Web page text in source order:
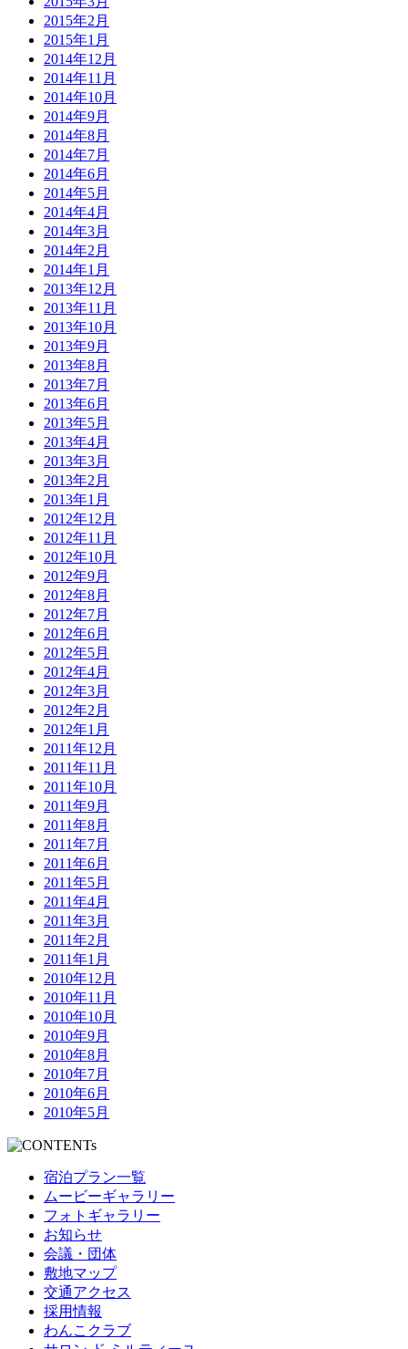
2015年2月
2015年1月
2014年12月
2014年11月
2014年10月
2014年9月
2014年8月
2014年7月
2014年6月
2014年5月
2014年4月
2014年3月
2014年2月
2014年1月
2013年12月
2013年11月
2013年10月
2013年9月
2013年8月
2013年7月
2013年6月
2013年5月
2013年4月
2013年3月
2013年2月
2013年1月
2012年12月
2012年11月
2012年10月
2012年9月
2012年8月
2012年7月
2012年6月
2012年5月
2012年4月
2012年3月
2012年2月
2012年1月
2011年12月
2011年11月
2011年10月
2011年9月
2011年8月
2011年7月
2011年6月
2011年5月
2011年4月
2011年3月
2011年2月
2011年1月
2010年12月
2010年11月
2010年10月
2010年9月
2010年8月
2010年7月
2010年6月
2010年5月
宿泊プラン一覧
ムービーギャラリー
フォトギャラリー
お知らせ
会議・団体
敷地マップ
交通アクセス
採用情報
わんこクラブ